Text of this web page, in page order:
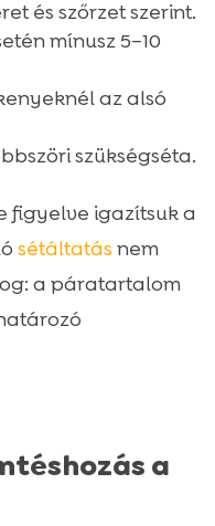
és szőrzet szerint.
mínusz 5–10
az alsó
szükségséta.
figyelve igazítsuk a
sétáltatás nem
a páratartalom
a